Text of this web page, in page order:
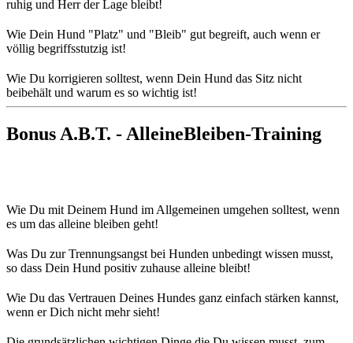
ruhig und Herr der Lage bleibt!
Wie Dein Hund "Platz" und "Bleib" gut begreift, auch wenn er
völlig begriffsstutzig ist!
Wie Du korrigieren solltest, wenn Dein Hund das Sitz nicht
beibehält und warum es so wichtig ist!
Bonus A.B.T. - AlleineBleiben-Training
Wie Du mit Deinem Hund im Allgemeinen umgehen solltest, wenn
es um das alleine bleiben geht!
Was Du zur Trennungsangst bei Hunden unbedingt wissen musst,
so dass Dein Hund positiv zuhause alleine bleibt!
Wie Du das Vertrauen Deines Hundes ganz einfach stärken kannst,
wenn er Dich nicht mehr sieht!